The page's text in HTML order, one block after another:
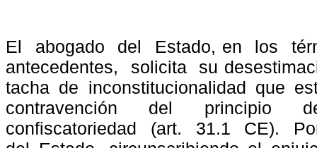
El abogado del Estado, en los
antecedentes,
solicita
su
tacha de inconstitucionalidad que
contravención
del principio
confiscatoriedad
(art. 31.1 CE).